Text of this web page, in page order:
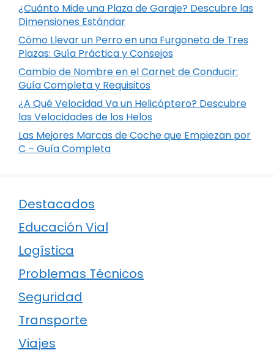
¿Cuánto Mide una Plaza de Garaje? Descubre las
Dimensiones Estándar
Cómo Llevar un Perro en una Furgoneta de Tres
Plazas: Guía Práctica y Consejos
Cambio de Nombre en el Carnet de Conducir:
Guía Completa y Requisitos
¿A Qué Velocidad Va un Helicóptero? Descubre
las Velocidades de los Helos
Las Mejores Marcas de Coche que Empiezan por
C – Guía Completa
Destacados
Educación Vial
Logística
Problemas Técnicos
Seguridad
Transporte
Viajes